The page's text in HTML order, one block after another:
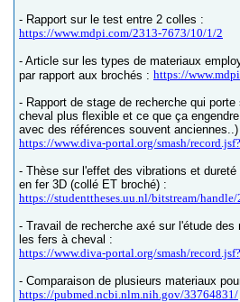
- Rapport sur le test entre 2 colles :
https://www.mdpi.com/2313-7673/10/1/2
- Article sur les types de materiaux
par rapport aux brochés : https://
- Rapport de stage de recherche qui
cheval plus flexible et ce que ça
avec des références souvent anciennes..)
- Thèse sur l'effet des vibrations et
en fer 3D (collé ET broché) :
- Travail de recherche axé sur l'étude
les fers à cheval :
- Comparaison de plusieurs materiaux
https://pubmed.ncbi.nlm.nih.gov/33764831/